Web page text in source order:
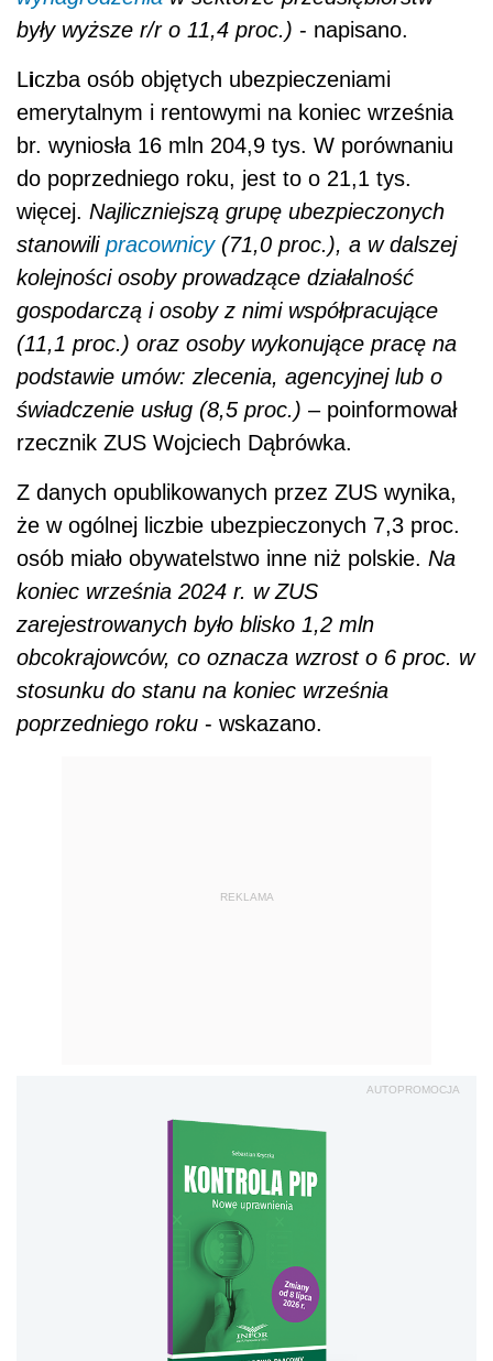
były wyższe r/r o 11,4 proc.) - napisano.
Liczba osób objętych ubezpieczeniami
emerytalnym i rentowymi na koniec września
br. wyniosła 16 mln 204,9 tys. W porównaniu
do poprzedniego roku, jest to o 21,1 tys.
więcej. Najliczniejszą grupę ubezpieczonych
stanowili pracownicy(71,0 proc.), a w dalszej
kolejności osoby prowadzące działalność
gospodarczą i osoby z nimi współpracujące
(11,1 proc.) oraz osoby wykonujące pracę na
podstawie umów: zlecenia, agencyjnej lub o
świadczenie usług (8,5 proc.) – poinformował
rzecznik ZUS Wojciech Dąbrówka.
Z danych opublikowanych przez ZUS wynika,
że w ogólnej liczbie ubezpieczonych 7,3 proc.
osób miało obywatelstwo inne niż polskie. Na
koniec września 2024 r. w ZUS
zarejestrowanych było blisko 1,2 mln
obcokrajowców, co oznacza wzrost o 6 proc. w
stosunku do stanu na koniec września
poprzedniego roku - wskazano.
REKLAMA
AUTOPROMOCJA